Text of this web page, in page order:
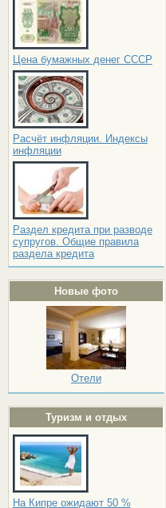
Цена бумажных денег СССР
Расчёт инфляции. Индексы
инфляции
Раздел кредита при разводе
супругов. Общие правила
раздела кредита
Новые фото
Отели
Туризм и отдых
На Кипре ожидают 50 %